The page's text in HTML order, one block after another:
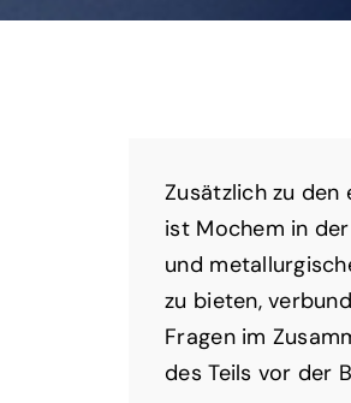
Zusätzlich zu
ist Mochem in
und
zu bieten,
Fragen im
des Teils vor der